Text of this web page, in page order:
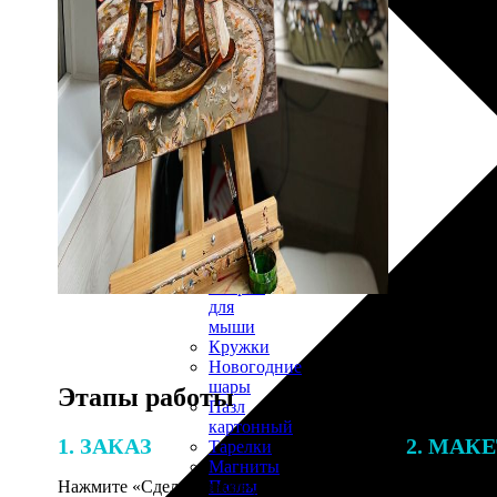
30х40
20х45
30х60
30х90
40х40
40х60
Пенокартон
Модульные
картины
ФотоПостеры
ФотоПодушки
Фотоcувениры
Значки
Коврик
для
мыши
Кружки
Новогодние
шары
Пазл
картонный
Тарелки
Магниты
Пазлы
Этапы работы
1. ЗАКАЗ
Нажмите «Сделать заказ», выберите
2.
В